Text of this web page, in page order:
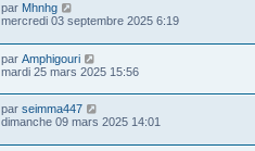
par Mhnhg
mercredi 03 septembre 2025 6:19
par Amphigouri
mardi 25 mars 2025 15:56
par seimma447
dimanche 09 mars 2025 14:01